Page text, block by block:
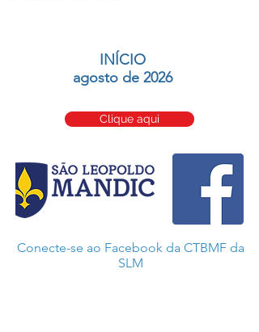
INÍCIO
agosto de 2026
Clique aqui
Conecte-se ao Facebook da CTBMF da
SLM